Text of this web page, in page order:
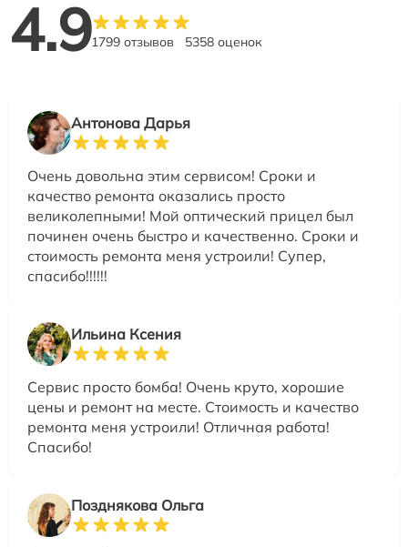
4.91799 отзывов 5358 оценок
Антонова Дарья
Очень довольна этим сервисом! Сроки и
качество ремонта оказались просто
великолепными! Мой оптический прицел был
починен очень быстро и качественно. Сроки и
стоимость ремонта меня устроили! Супер,
спасибо!!!!!!
Ильина Ксения
Сервис просто бомба! Очень круто, хорошие
цены и ремонт на месте. Стоимость и качество
ремонта меня устроили! Отличная работа!
Спасибо!
Позднякова Ольга